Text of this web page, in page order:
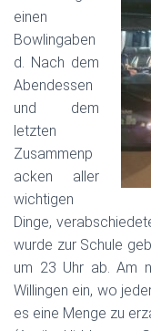
einen
Bowlingaben
d. Nach dem
Abendessen
und dem
letzten
Zusammenp
acken aller
wichtigen
Dinge,
wurde zur Schule
um 23 Uhr ab. Am
Willingen ein, wo
es eine Menge zu